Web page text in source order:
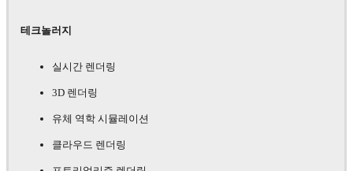
테크놀러지
실시간 렌더링
3D 렌더링
유체 역학 시뮬레이션
클라우드 렌더링